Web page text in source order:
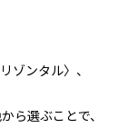
ゾンタル〉、
ら選ぶことで、